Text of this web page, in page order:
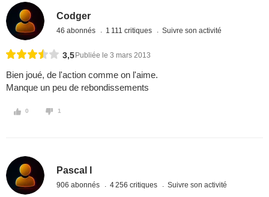
Codger
46 abonnés 1 111 critiques Suivre son activité
3,5 Publiée le 3 mars 2013
Bien joué, de l'action comme on l'aime.
Manque un peu de rebondissements
0 1
Pascal I
906 abonnés 4 256 critiques Suivre son activité